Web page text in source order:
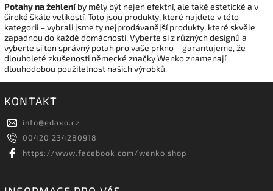
Potahy na žehleníby měly být nejen efektní, ale také estetické a v
široké škále velikostí. Toto jsou produkty, které najdete v této
kategorii – vybrali jsme ty nejprodávanější produkty, které skvěle
zapadnou do každé domácnosti. Vyberte si z různých designů a
vyberte si ten správný potah pro vaše prkno – garantujeme, že
dlouholeté zkušenosti německé značky Wenko znamenají
dlouhodobou použitelnost našich výrobků.
KONTAKT
info@edaxo.cz
00420 234280918
https://www.facebook.com/wenko.shop